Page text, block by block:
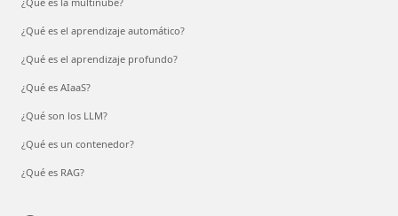
¿Qué es el aprendizaje automático?
¿Qué es el aprendizaje profundo?
¿Qué es AIaaS?
¿Qué son los LLM?
¿Qué es un contenedor?
¿Qué es RAG?